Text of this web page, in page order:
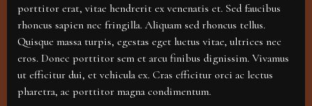
porttitor erat, vitae hendrerit ex venenatis et. Sed faucibus
rhoncus sapien nec fringilla. Aliquam sed rhoncus tellus.
Quisque massa turpis, egestas eget luctus vitae, ultrices nec
eros. Donec porttitor sem et arcu finibus dignissim. Vivamus
ut efficitur dui, et vehicula ex. Cras efficitur orci ac lectus
pharetra, ac porttitor magna condimentum.